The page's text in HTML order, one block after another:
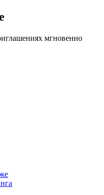
мгновенно